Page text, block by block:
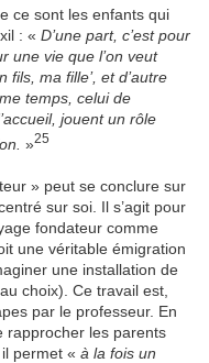
ce sont les enfants qui
: « D’une part, c’est pour
une vie que l’on veut
fils, ma fille’, et d’autre
temps, celui de
jouent un rôle
»25
» peut se conclure sur
sur soi. Il s’agit pour
fondateur comme
une véritable émigration
une installation de
choix). Ce travail est,
par le professeur. En
rapprocher les parents
permet « à la fois un